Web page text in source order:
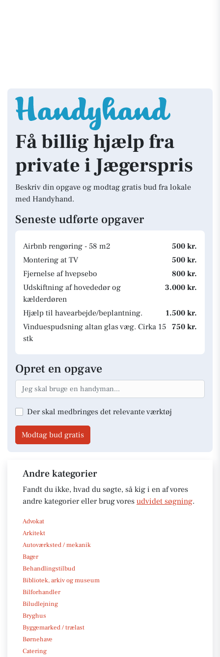
Få billig hjælp fra
private i Jægerspris
Beskriv din opgave og modtag gratis bud fra lokale
med Handyhand.
Seneste udførte opgaver
Airbnb rengøring - 58 m2
500 kr.
Montering at TV
500 kr.
Fjernelse af hvepsebo
800 kr.
Udskiftning af hovededør og
kælderdøren
3.000 kr.
Hjælp til havearbejde/beplantning.
1.500 kr.
Vinduespudsning altan glas væg. Cirka 15
stk
750 kr.
Opret en opgave
Der skal medbringes det relevante værktøj
Modtag bud gratis
Andre kategorier
Fandt du ikke, hvad du søgte, så kig i en af vores
andre kategorier eller brug vores udvidet søgning.
Advokat
Arkitekt
Autoværksted / mekanik
Bager
Behandlingstilbud
Bibliotek, arkiv og museum
Bilforhandler
Biludlejning
Bryghus
Byggemarked / trælast
Børnehave
Catering